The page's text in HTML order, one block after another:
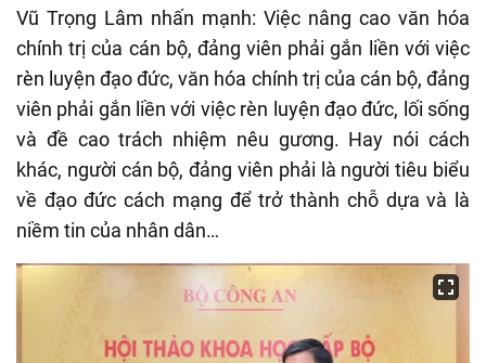
Vũ Trọng Lâm nhấn mạnh: Việc nâng cao văn hóa
chính trị của cán bộ, đảng viên phải gắn liền với việc
rèn luyện đạo đức, văn hóa chính trị của cán bộ, đảng
viên phải gắn liền với việc rèn luyện đạo đức, lối sống
và đề cao trách nhiệm nêu gương. Hay nói cách
khác, người cán bộ, đảng viên phải là người tiêu biểu
về đạo đức cách mạng để trở thành chỗ dựa và là
niềm tin của nhân dân…